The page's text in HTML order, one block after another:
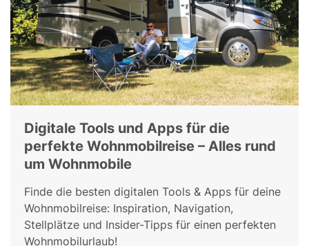
Digitale Tools und Apps für die
perfekte Wohnmobilreise – Alles rund
um Wohnmobile
Finde die besten digitalen Tools & Apps für deine
Wohnmobilreise: Inspiration, Navigation,
Stellplätze und Insider-Tipps für einen perfekten
Wohnmobilurlaub!